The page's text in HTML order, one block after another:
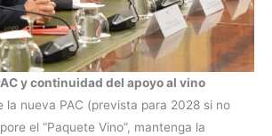
y continuidad del apoyo al vino
la nueva PAC (prevista para 2028 si no
el “Paquete Vino”, mantenga la